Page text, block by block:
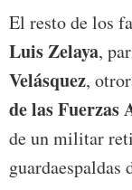
El resto de los
Luis Zelaya,
Velásquez,
de las Fuerzas
de un militar